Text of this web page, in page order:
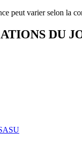
peut varier selon la
DU